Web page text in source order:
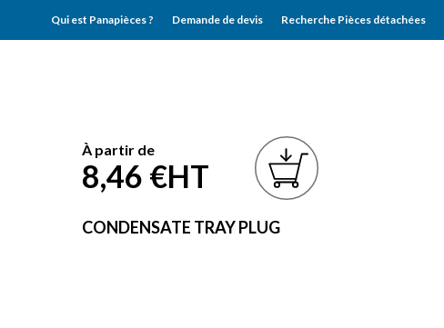
Qui est Panapièces ? Demande de devis Recherche Pièces détachées
À partir de
8,46 €HT
CONDENSATE TRAY PLUG